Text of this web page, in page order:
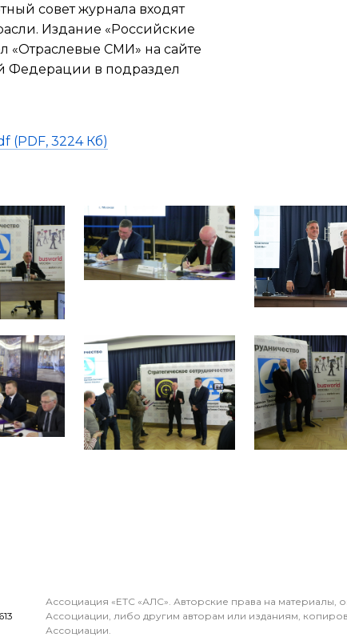
совет журнала входят
Издание «Российские
«Отраслевые СМИ» на сайте
Федерации в подраздел
(PDF, 3224 Кб)
Ассоциация «ЕТС «АЛС». Авторские права на материалы,
Ассоциации, либо другим авторам или изданиям,
Ассоциации.